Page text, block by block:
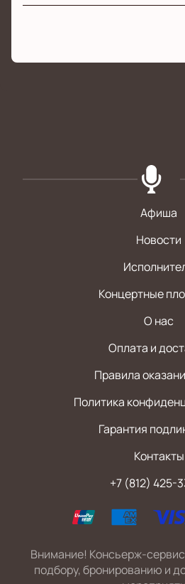
Афиша
Новости
Концертные
О нас
Оплата и
Правила
Политика
Гарантия
Контакты
+7 (812) 425-
Внимание! Консьерж-
подбору, бронированию и